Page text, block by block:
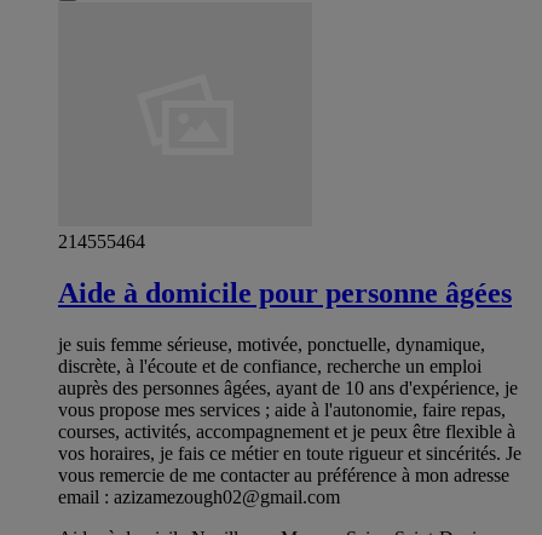
214555464
Aide à domicile pour personne âgées
je suis femme sérieuse, motivée, ponctuelle, dynamique,
discrète, à l'écoute et de confiance, recherche un emploi
auprès des personnes âgées, ayant de 10 ans d'expérience, je
vous propose mes services ; aide à l'autonomie, faire repas,
courses, activités, accompagnement et je peux être flexible à
vos horaires, je fais ce métier en toute rigueur et sincérités. Je
vous remercie de me contacter au préférence à mon adresse
email : azizamezough02@gmail.com